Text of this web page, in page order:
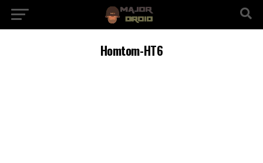
Homtom-HT6